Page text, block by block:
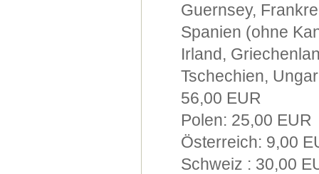
Guernsey,
Spanien (ohne
Irland,
Tschechien,
56,00 EUR
Polen: 25,00 EUR
Österreich: 9,00
Schweiz : 30,00